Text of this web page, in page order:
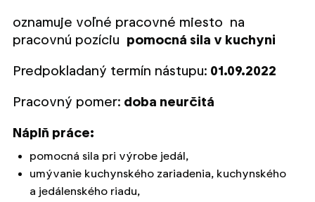
oznamuje voľné pracovné miesto na
pracovnú pozíciu pomocná sila v kuchyni
Predpokladaný termín nástupu: 01.09.2022
Pracovný pomer: doba neurčitá
Náplň práce:
pomocná sila pri výrobe jedál,
umývanie kuchynského zariadenia, kuchynského
a jedálenského riadu,